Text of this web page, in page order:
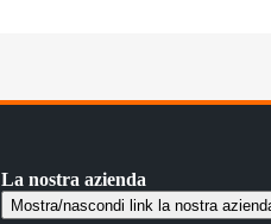
La nostra azienda
Mostra/nascondi link la nostra